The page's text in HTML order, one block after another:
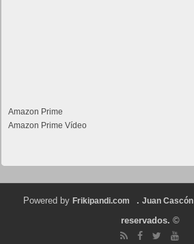
Amazon Prime
Amazon Prime Vídeo
Powered by Frikipandi.com . Juan Cascón
reservados. ©